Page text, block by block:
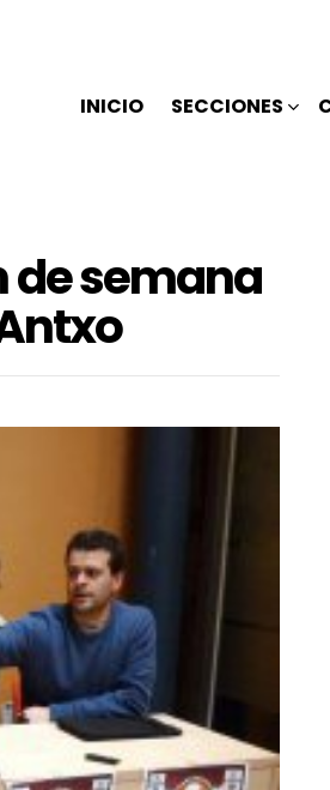
INICIO SECCIONES
de semana